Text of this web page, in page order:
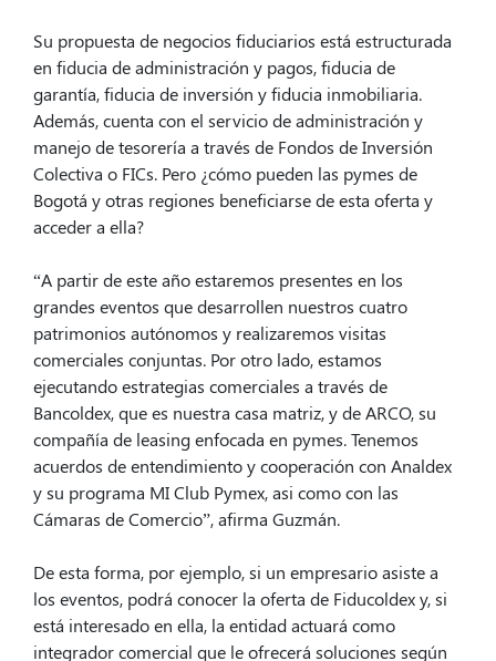
Su propuesta de negocios fiduciarios está estructurada
en fiducia de administración y pagos, fiducia de
garantía, fiducia de inversión y fiducia inmobiliaria.
Además, cuenta con el servicio de administración y
manejo de tesorería a través de Fondos de Inversión
Colectiva o FICs. Pero ¿cómo pueden las pymes de
Bogotá y otras regiones beneficiarse de esta oferta y
acceder a ella?
“A partir de este año estaremos presentes en los
grandes eventos que desarrollen nuestros cuatro
patrimonios autónomos y realizaremos visitas
comerciales conjuntas. Por otro lado, estamos
ejecutando estrategias comerciales a través de
Bancoldex, que es nuestra casa matriz, y de ARCO, su
compañía de leasing enfocada en pymes. Tenemos
acuerdos de entendimiento y cooperación con Analdex
y su programa MI Club Pymex, asi como con las
Cámaras de Comercio”, afirma Guzmán.
De esta forma, por ejemplo, si un empresario asiste a
los eventos, podrá conocer la oferta de Fiducoldex y, si
está interesado en ella, la entidad actuará como
integrador comercial que le ofrecerá soluciones según